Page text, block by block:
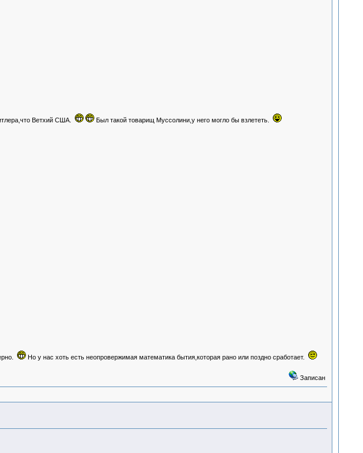
Ветхий США. Был такой товарищ Муссолини,у него могло бы взлететь.
Но у нас хоть есть неопровержимая математика бытия,которая рано или поздно сработает.
Записан